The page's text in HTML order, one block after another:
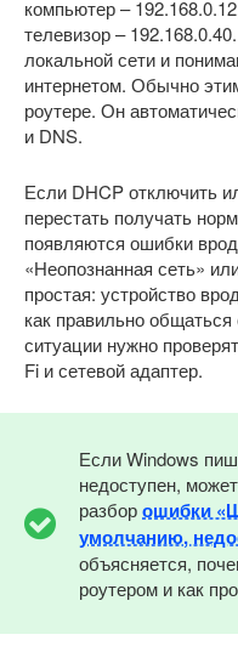
компьютер –
телевизор –
локальной сети и
интернетом. Обычно
роутере. Он
и DNS.
Если DHCP отключить
перестать получать
появляются ошибки
«Неопознанная сеть»
простая: устройство
как правильно
ситуации нужно
Fi и сетевой адаптер.
Если Windows
недоступен,
разборошибки
умолчанию,
объясняется,
роутером и как